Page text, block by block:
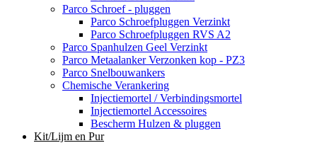
Parco Schroef - pluggen
Parco Schroefpluggen Verzinkt
Parco Schroefpluggen RVS A2
Parco Spanhulzen Geel Verzinkt
Parco Metaalanker Verzonken kop - PZ3
Parco Snelbouwankers
Chemische Verankering
Injectiemortel / Verbindingsmortel
Injectiemortel Accessoires
Bescherm Hulzen & pluggen
Kit/Lijm en Pur